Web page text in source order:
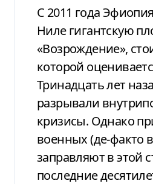
С 2011 года
Ниле гигантскую
«Возрождение»,
которой
Тринадцать лет
разрывали
кризисы. Однако
военных (де-факто
заправляют в этой
последние